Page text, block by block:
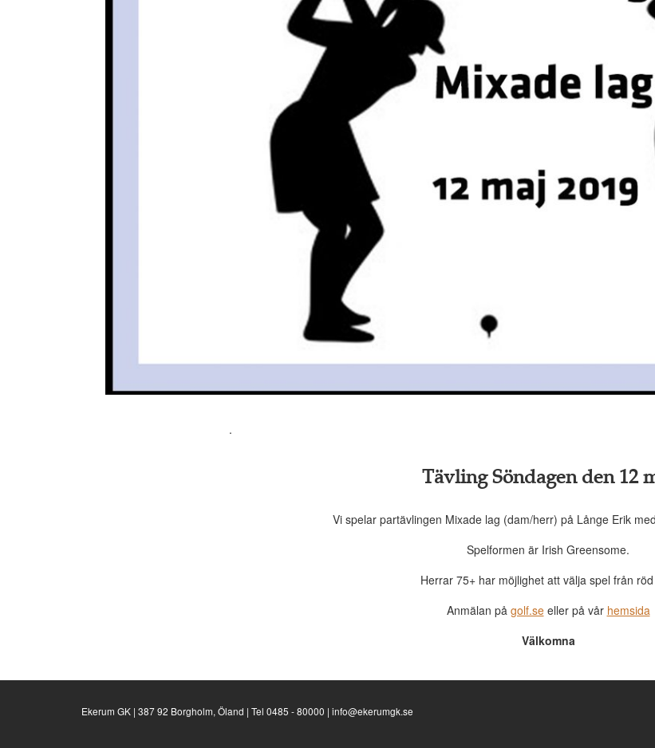
.
Tävling Söndagen den 12
Vi spelar partävlingen Mixade lag (dam/herr) på Långe Erik
Spelformen är Irish Greensome.
Herrar 75+ har möjlighet att välja spel från
Anmälan på golf.seeller på vår hemsida
Välkomna
Ekerum GK | 387 92 Borgholm, Öland | Tel 0485 - 80000 | info@ekerumgk.se